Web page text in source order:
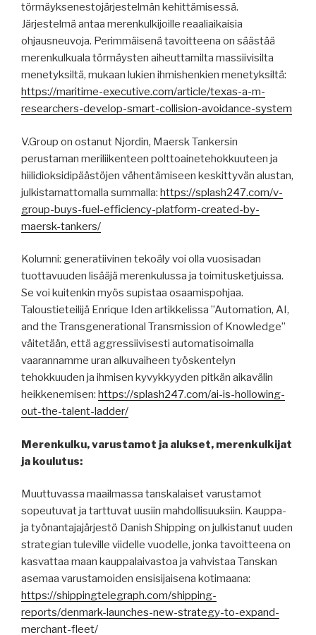
törmäyksenestojärjestelmän kehittämisessä.
Järjestelmä antaa merenkulkijoille reaaliaikaisia ​​
ohjausneuvoja. Perimmäisenä tavoitteena on säästää
merenkulkuala törmäysten aiheuttamilta massiivisilta
menetyksiltä, ​​mukaan lukien ihmishenkien menetyksiltä:
https://maritime-executive.com/article/texas-a-m-
researchers-develop-smart-collision-avoidance-system
V.Group on ostanut Njordin, Maersk Tankersin
perustaman meriliikenteen polttoainetehokkuuteen ja
hiilidioksidipäästöjen vähentämiseen keskittyvän alustan,
julkistamattomalla summalla: https://splash247.com/v-
group-buys-fuel-efficiency-platform-created-by-
maersk-tankers/
Kolumni: generatiivinen tekoäly voi olla vuosisadan
tuottavuuden lisääjä merenkulussa ja toimitusketjuissa.
Se voi kuitenkin myös supistaa osaamispohjaa.
Taloustieteilijä Enrique Iden artikkelissa ”Automation, AI,
and the Transgenerational Transmission of Knowledge”
väitetään, että aggressiivisesti automatisoimalla
vaarannamme uran alkuvaiheen työskentelyn
tehokkuuden ja ihmisen kyvykkyyden pitkän aikavälin
heikkenemisen: https://splash247.com/ai-is-hollowing-
out-the-talent-ladder/
Merenkulku, varustamot ja alukset, merenkulkijat
ja koulutus:
Muuttuvassa maailmassa tanskalaiset varustamot
sopeutuvat ja tarttuvat uusiin mahdollisuuksiin. Kauppa-
ja työnantajajärjestö Danish Shipping on julkistanut uuden
strategian tuleville viidelle vuodelle, jonka tavoitteena on
kasvattaa maan kauppalaivastoa ja vahvistaa Tanskan
asemaa varustamoiden ensisijaisena kotimaana:
https://shippingtelegraph.com/shipping-
reports/denmark-launches-new-strategy-to-expand-
merchant-fleet/